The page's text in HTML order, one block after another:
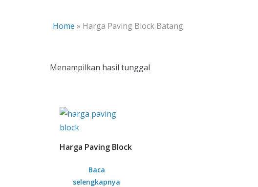
Home » Harga Paving Block Batang
Menampilkan hasil tunggal
Harga Paving Block
Baca
selengkapnya